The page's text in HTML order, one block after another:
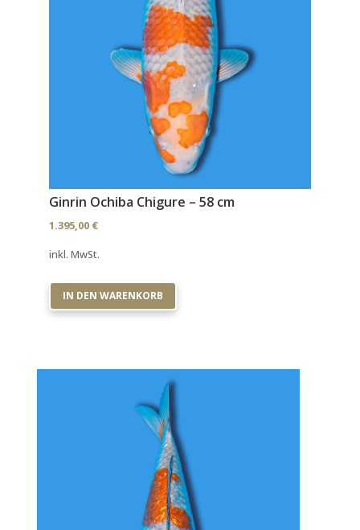
Ginrin Ochiba Chigure – 58 cm
1.395,00 €
inkl. MwSt.
IN DEN WARENKORB